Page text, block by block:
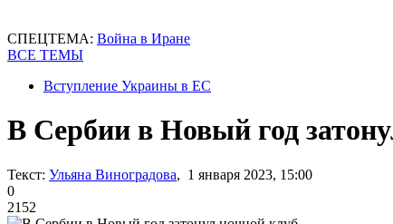
СПЕЦТЕМА: Война в Иране
ВСЕ ТЕМЫ
Вступление Украины в ЕС
В Сербии в Новый год
Текст: Ульяна Виноградова, 1 января 2023, 15:00
0
2152